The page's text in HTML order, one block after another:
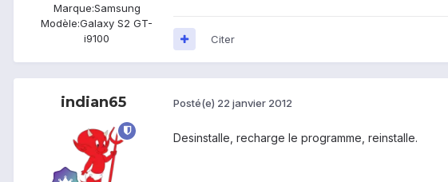
Marque:Samsung
Modèle:Galaxy S2 GT-
i9100
Citer
indian65 Posté(e) 22 janvier 2012
Desinstalle, recharge le programme, reinstalle.